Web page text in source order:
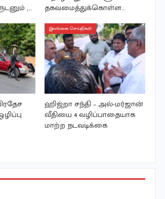
,…
தகவமைத்துக்கொள்ள…
இலங்கை செய்திகள்
ஹிஜ்றா சந்தி – அல்-மர்ஜான்
வீதியை 4 வழிப்பாதையாக
மாற்ற நடவடிக்கை